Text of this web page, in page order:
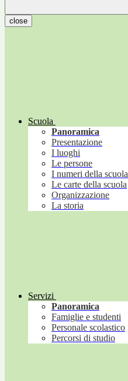
close
Scuola
Panoramica
Presentazione
I luoghi
Le persone
I numeri della scuola
Le carte della scuola
Organizzazione
La storia
Servizi
Panoramica
Famiglie e studenti
Personale scolastico
Percorsi di studio